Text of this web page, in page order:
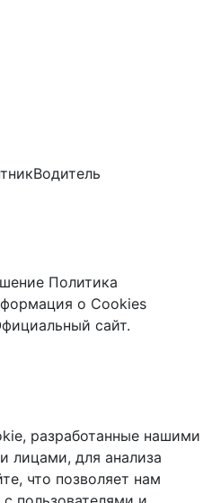
Политика
о Cookies
сайт.
разработанные нашими
лицами, для анализа
что позволяет нам